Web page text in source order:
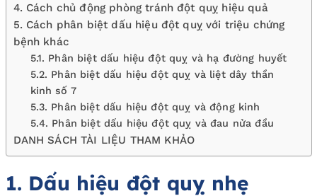
4. Cách chủ động phòng tránh đột quỵ hiệu quả
5. Cách phân biệt dấu hiệu đột quỵ với triệu chứng
bệnh khác
5.1. Phân biệt dấu hiệu đột quỵ và hạ đường huyết
5.2. Phân biệt dấu hiệu đột quỵ và liệt dây thần
kinh số 7
5.3. Phân biệt dấu hiệu đột quỵ và động kinh
5.4. Phân biệt dấu hiệu đột quỵ và đau nửa đầu
DANH SÁCH TÀI LIỆU THAM KHẢO
1. Dấu hiệu đột quỵ nhẹ